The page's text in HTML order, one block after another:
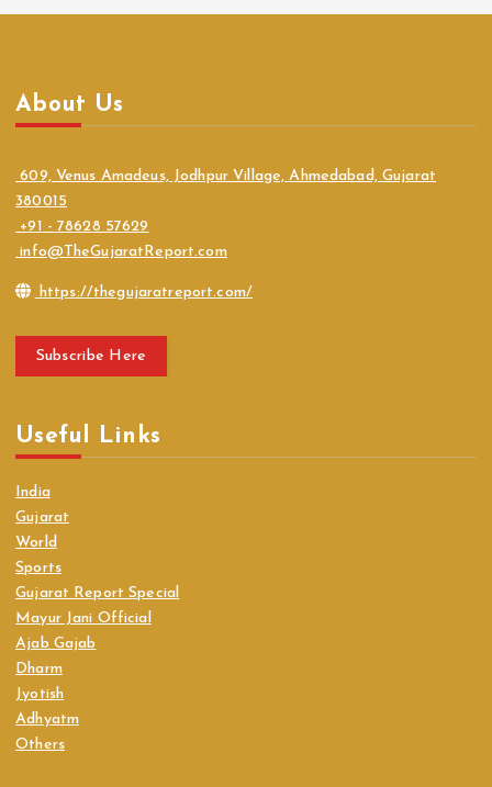
About Us
609, Venus Amadeus, Jodhpur Village, Ahmedabad, Gujarat
380015
+91 - 78628 57629
info@TheGujaratReport.com
https://thegujaratreport.com/
Subscribe Here
Useful Links
India
Gujarat
World
Sports
Gujarat Report Special
Mayur Jani Official
Ajab Gajab
Dharm
Jyotish
Adhyatm
Others